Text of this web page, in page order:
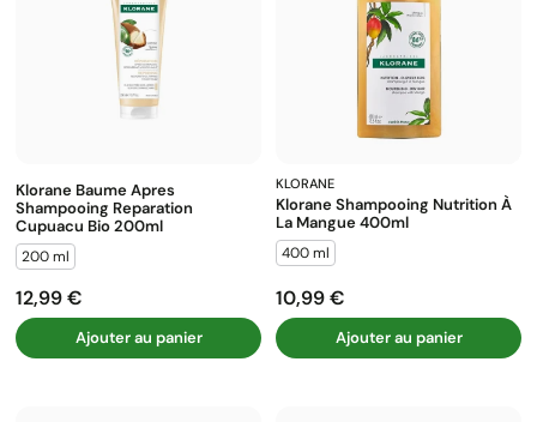
Klorane Baume Apres
Shampooing Reparation
Cupuacu Bio 200ml
200 ml
Prix
12,99 €
Ajouter au panier
KLORANE
Klorane Shampooing Nutrition À
La Mangue 400ml
400 ml
Prix
10,99 €
Ajouter au panier